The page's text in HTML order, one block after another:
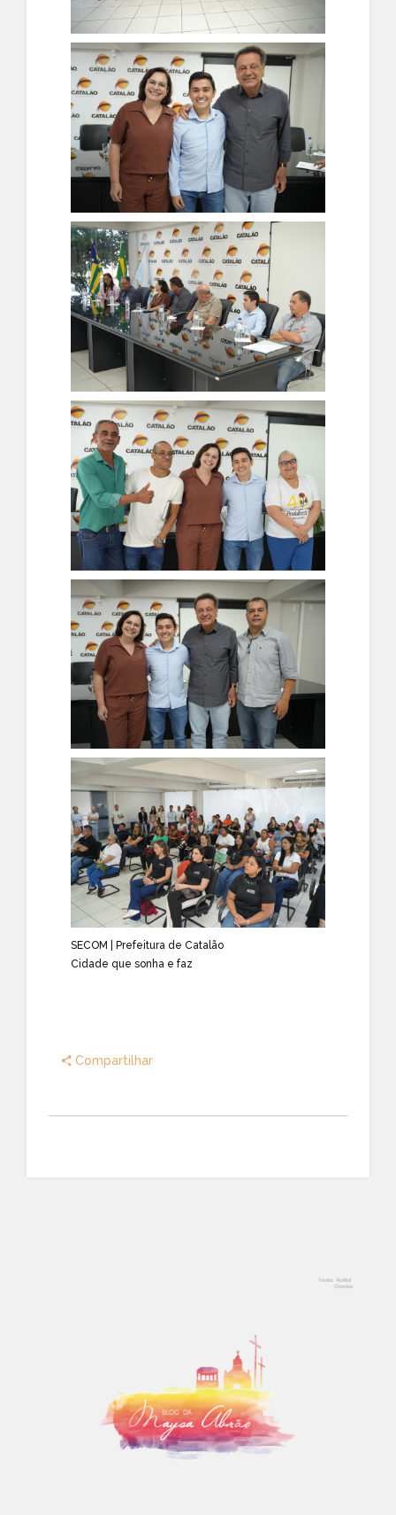
SECOM | Prefeitura de Catalão
Cidade que sonha e faz
Compartilhar